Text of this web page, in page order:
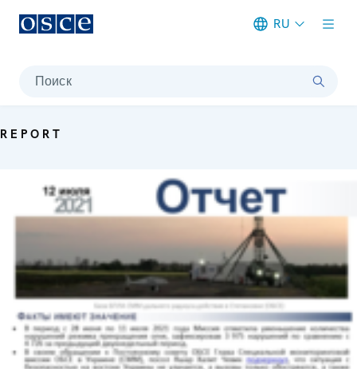
RU
Поиск
REPORT